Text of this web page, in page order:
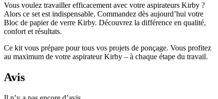
Vous voulez travailler efficacement avec votre aspirateurs Kirby ?
Alors ce set est indispensable. Commandez dès aujourd’hui votre
Bloc de papier de verre Kirby. Découvrez la différence en qualité,
confort et résultats.
Ce kit vous prépare pour tous vos projets de ponçage. Vous profitez
au maximum de votre aspirateur Kirby – à chaque étape du travail.
Avis